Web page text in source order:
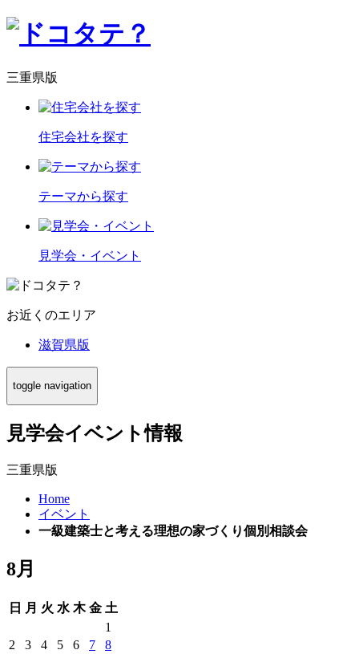
三重県版
住宅会社を探す
テーマから探す
見学会・イベント
お近くのエリア
滋賀県版
toggle navigation
見学会イベント情報
三重県版
Home
イベント
一級建築士と考える理想の家づくり個別相談会
8月
日 月 火 水 木 金 土
1
2
3 4 5 6 7
8